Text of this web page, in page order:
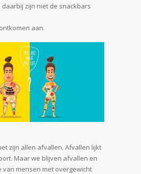
zijn niet de snackbars
aan.
zijn allen afvallen. Afvallen lijkt
Maar we blijven afvallen en
van mensen met overgewicht